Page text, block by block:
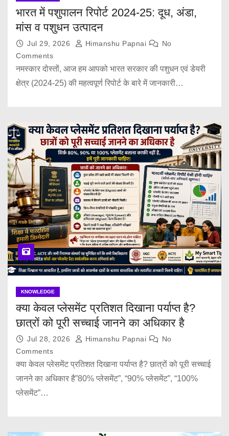
भारत में पशुपालन रिपोर्ट 2024-25: दूध, अंडा,
मांस व पशुधन उत्पादन
Jul 29, 2026 Himanshu Papnai
No
Comments
नमस्कार दोस्तों, आज हम आपको भारत सरकार की पशुधन एवं डेयरी
क्षेत्र (2024-25) की महत्वपूर्ण रिपोर्ट के बारे में जानकारी…
KNOWLEDGE
क्या केवल प्लेसमेंट प्रतिशत दिखाना पर्याप्त है?
छात्रों को पूरी सच्चाई जानने का अधिकार है
Jul 28, 2026 Himanshu Papnai
No
Comments
क्या केवल प्लेसमेंट प्रतिशत दिखाना पर्याप्त है? छात्रों को पूरी सच्चाई
जानने का अधिकार है”80% प्लेसमेंट”, “90% प्लेसमेंट”, “100%
प्लेसमेंट”…